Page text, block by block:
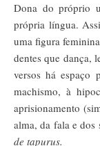
Dona do próprio
própria língua.
uma figura
dentes que dança,
versos há espaço
machismo, à
aprisionamento
alma, da fala e dos
de tapurus.